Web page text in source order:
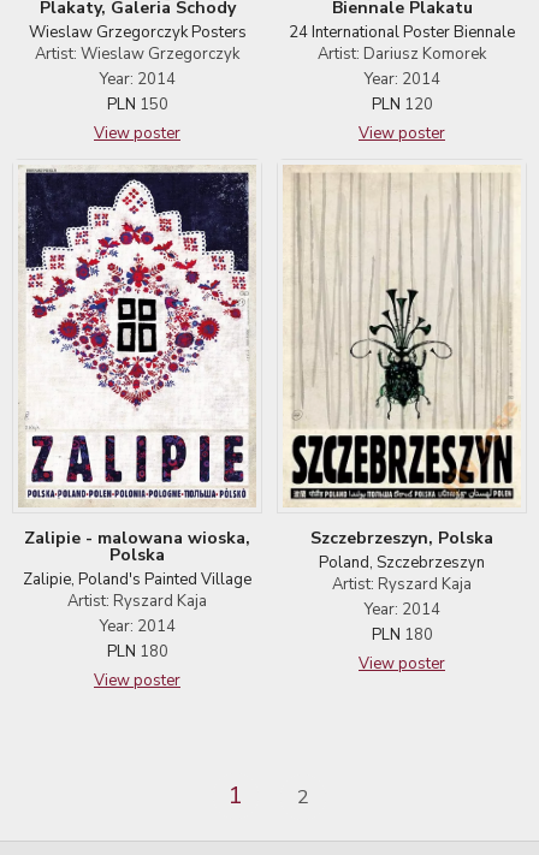
Plakaty, Galeria Schody
Wieslaw Grzegorczyk Posters
Artist: Wieslaw Grzegorczyk
Year: 2014
PLN 150
View poster
Biennale Plakatu
24 International Poster Biennale
Artist: Dariusz Komorek
Year: 2014
PLN 120
View poster
Zalipie - malowana wioska,
Polska
Zalipie, Poland's Painted Village
Artist: Ryszard Kaja
Year: 2014
PLN 180
View poster
Szczebrzeszyn, Polska
Poland, Szczebrzeszyn
Artist: Ryszard Kaja
Year: 2014
PLN 180
View poster
1 2